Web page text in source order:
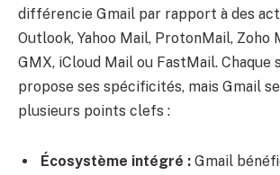
différencie Gmail par rapport à des
Outlook, Yahoo Mail, ProtonMail, Zoho
GMX, iCloud Mail ou FastMail. Chaque
propose ses spécificités, mais Gmail
plusieurs points clefs :
Écosystème intégré : Gmail